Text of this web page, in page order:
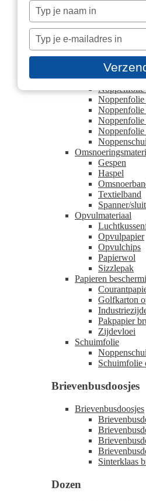
Hoek- en
U
Blokpallet
Europallet
Noppenfolie
Noppenfolie
Noppenfolie
Noppenfolie
Noppenfolie
Noppenfolie
Gespen
Haspel
Textielband
Spanner/
Opvulmateriaal
Opvulpapier
Opvulchips
Papierwol
Sizzlepak
Papieren
Golfkarton
Pakpapier
Zijdevloei
Schuimfolie
Schuimfolie
Brievenbusdoosjes
Brievenbusdoosjes
Sinterklaas
Dozen
Typ
je
naam
Typ
je
e-